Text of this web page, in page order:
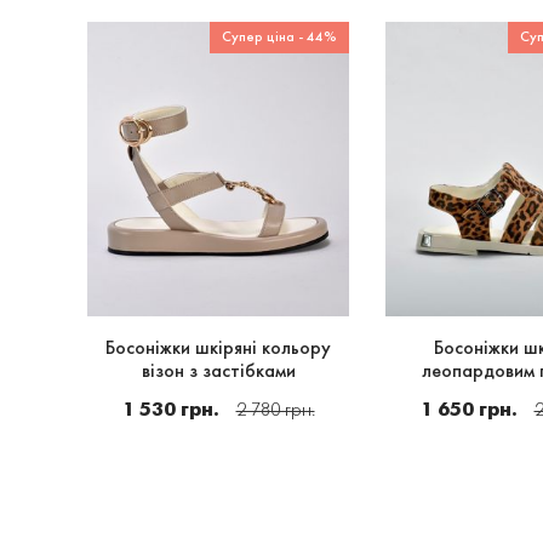
Супер ціна - 44%
Босоніжки шкіряні кольору
візон з застібками
1 530 грн. 2 780 грн.
Босоніжки
леопардовим
1 650 грн.